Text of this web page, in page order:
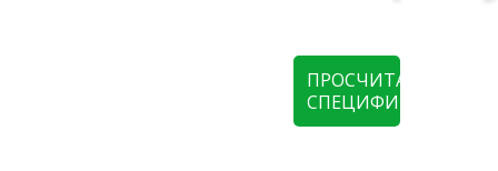
ПРОСЧИТАТЬ
СПЕЦИФИКАЦИЮ